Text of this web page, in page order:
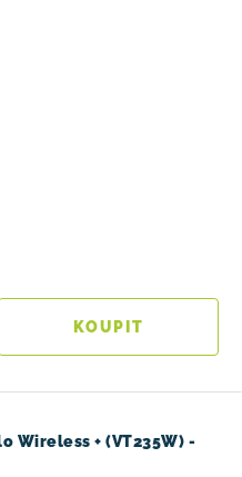
Wireless + (VT235W) -